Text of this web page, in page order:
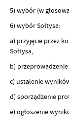
5) wybór (w
6) wybór Sołtysa:
a) przyjęcie przez
Sołtysa,
b)
c) ustalenie
d) sporządzenie
e) ogłoszenie